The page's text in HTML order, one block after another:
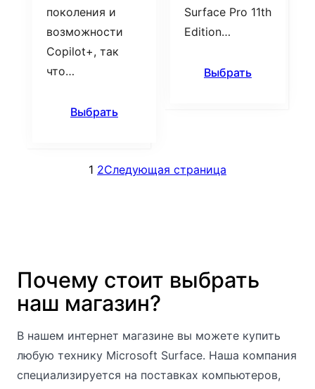
поколения и
возможности
Copilot+, так
что…
Выбрать
Surface Pro 11th
Edition…
Выбрать
1 2Следующая страница
Почему стоит выбрать
наш магазин?
В нашем интернет магазине вы можете купить
любую технику Microsoft Surface. Наша компания
специализируется на поставках компьютеров,